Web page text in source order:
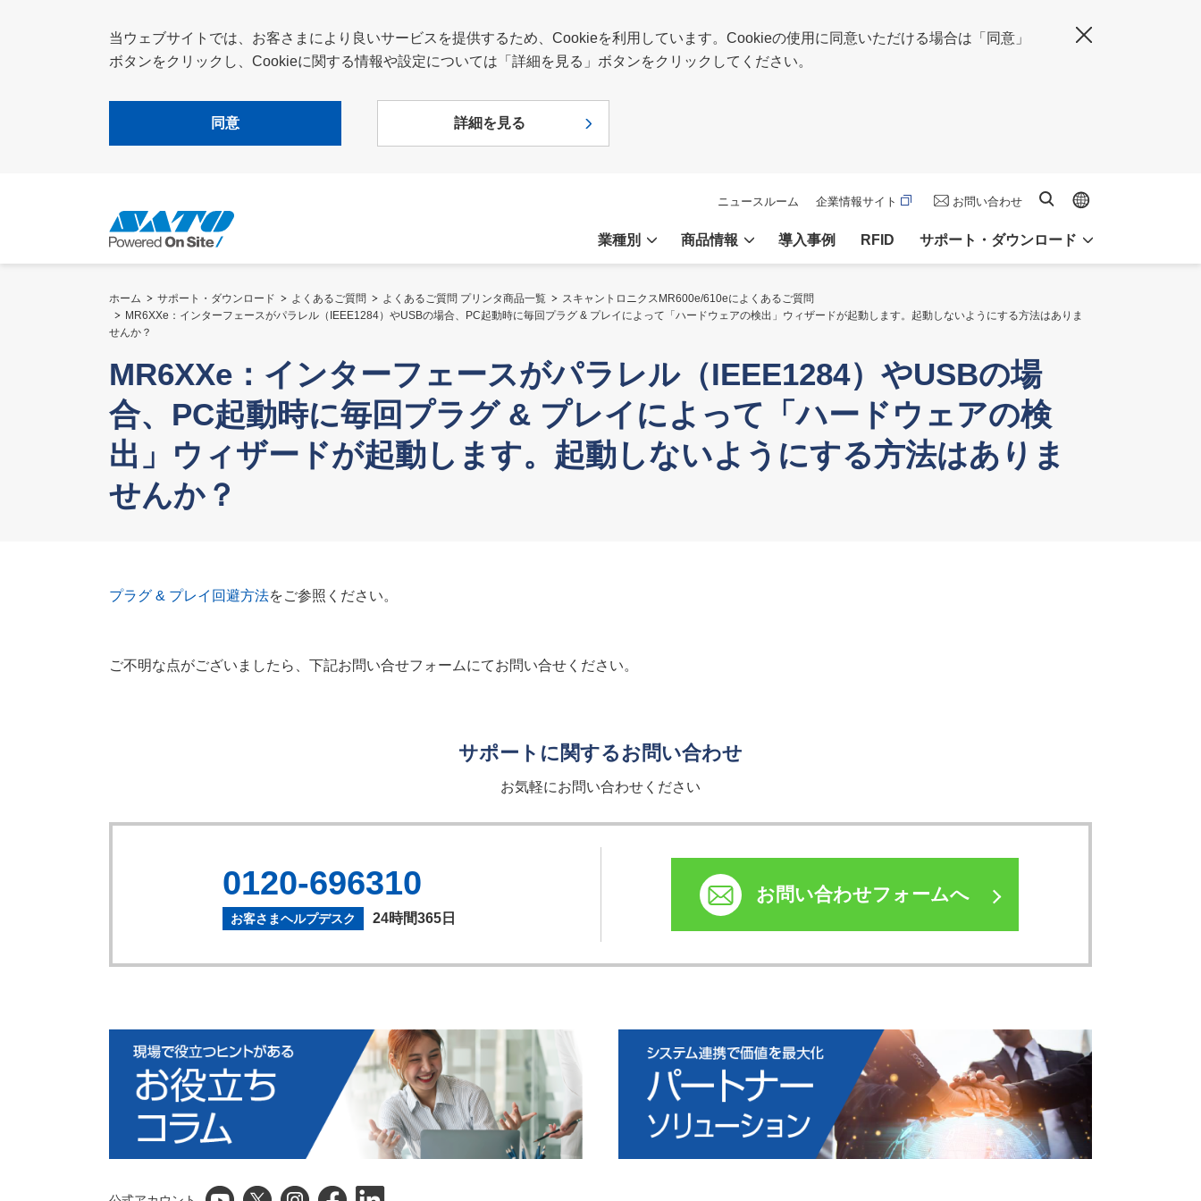
当ウェブサイトでは、お客さまにより良いサービスを提供するため、Cookieを利用しています。Cookieの使用に同意いただける場合は「同意」
ボタンをクリックし、Cookieに関する情報や設定については「詳細を見る」ボタンをクリックしてください。
同意 詳細を見る
業種別 商品情報 導入事例 RFID サポート・ダウンロード
ニュースルーム 企業情報サイト お問い合わせ サイト内検索
ホーム サポート・ダウンロード よくあるご質問 よくあるご質問 プリンタ商品一覧
スキャントロニクスMR600e/610eによくあるご質問
MR6XXe：インターフェースがパラレル（IEEE1284）やUSBの場合、PC起動時に毎回プラグ & プレイによって「ハードウェアの検出」ウィザードが起動します。起動しないようにする方法はありま
せんか？
MR6XXe：インターフェースがパラレル（IEEE1284）やUSBの場
合、PC起動時に毎回プラグ & プレイによって「ハードウェアの検
出」ウィザードが起動します。起動しないようにする方法はありま
せんか？
プラグ & プレイ回避方法をご参照ください。
ご不明な点がございましたら、下記お問い合せフォームにてお問い合せください。
サポートに関するお問い合わせ
お気軽にお問い合わせください
0120-696310
お客さまヘルプデスク 24時間365日
お問い合わせフォームへ